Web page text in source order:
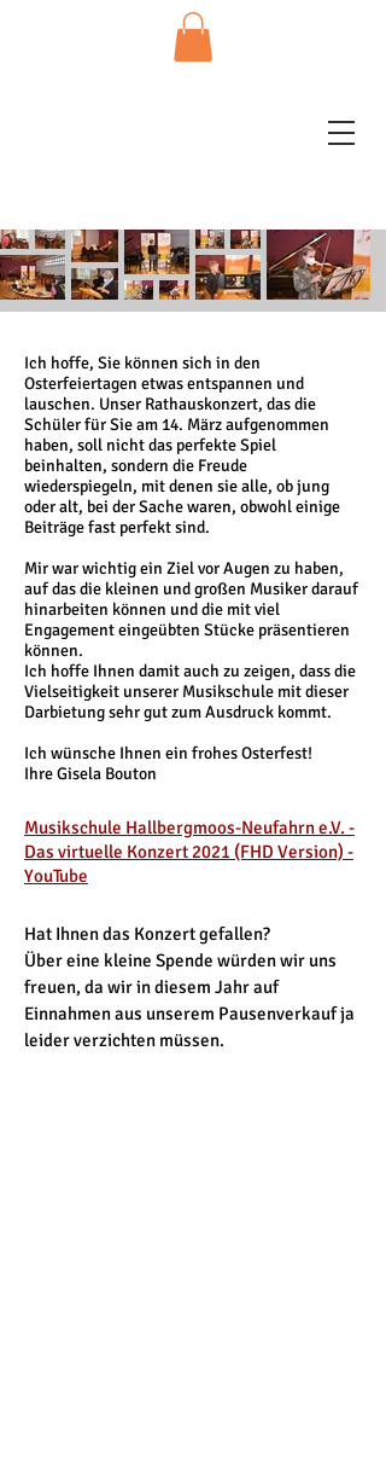
Ich hoffe, Sie können sich in den
Osterfeiertagen etwas entspannen und
lauschen. Unser Rathauskonzert, das die
Schüler für Sie am 14. März aufgenommen
haben, soll nicht das perfekte Spiel
beinhalten, sondern die Freude
wiederspiegeln, mit denen sie alle, ob jung
oder alt, bei der Sache waren, obwohl einige
Beiträge fast perfekt sind.
Mir war wichtig ein Ziel vor Augen zu haben,
auf das die kleinen und großen Musiker darauf
hinarbeiten können und die mit viel
Engagement eingeübten Stücke präsentieren
können.
Ich hoffe Ihnen damit auch zu zeigen, dass die
Vielseitigkeit unserer Musikschule mit dieser
Darbietung sehr gut zum Ausdruck kommt.
Ich wünsche Ihnen ein frohes Osterfest!
Ihre Gisela Bouton
Musikschule Hallbergmoos-Neufahrn e.V. -
Das virtuelle Konzert 2021 (FHD Version) -
YouTube
Hat Ihnen das Konzert gefallen?
Über eine kleine Spende würden wir uns
freuen, da wir in diesem Jahr auf
Einnahmen aus unserem Pausenverkauf ja
leider verzichten müssen.